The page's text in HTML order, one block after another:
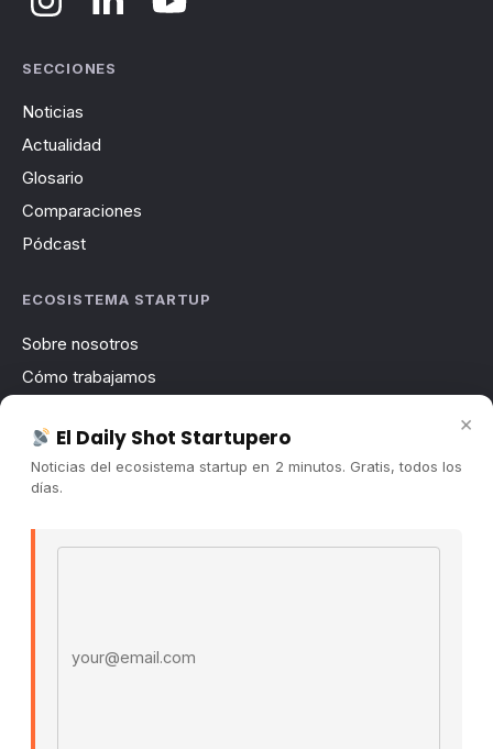
SECCIONES
Noticias
Actualidad
Glosario
Comparaciones
Pódcast
ECOSISTEMA STARTUP
Sobre nosotros
Cómo trabajamos
Contacto
Publicidad
Es La Hora de Aprender ↗
×
El Daily Shot Startupero
Noticias del ecosistema startup en 2 minutos. Gratis, todos los
días.